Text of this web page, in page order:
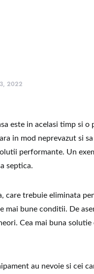
2022
este in acelasi timp si o
in mod neprevazut si
performante. Un
septica.
care trebuie eliminata
bune conditii. De
Cea mai buna solutie
au nevoie si cei